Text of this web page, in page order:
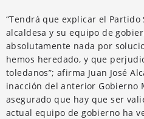
“Tendrá que explicar el
alcaldesa y su equipo de
absolutamente nada por
hemos heredado, y que
toledanos”; afirma Juan José
inacción del anterior Gobierno
asegurado que hay que ser
actual equipo de gobierno ha